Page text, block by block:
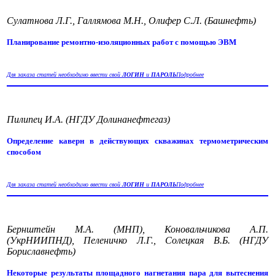
Сулатнова Л.Г., Галлямова М.Н., Олифер С.Л. (Башнефть)
Планирование ремонтно-изоляционных работ с помощью ЭВМ
Для заказа статей необходимо ввести свойЛОГИН и ПАРОЛЬПодробнее
Пилипец И.А. (НГДУ Долинанефтегаз)
Определение каверн в действующих скважинах термометрическим
способом
Для заказа статей необходимо ввести свойЛОГИН и ПАРОЛЬПодробнее
Бернштейн М.А. (МНП), Коновальчикова А.П.
(УкрНИИПНД), Пеленичко Л.Г., Солецкая В.Б. (НГДУ
Бориславнефть)
Некоторые результаты площадного нагнетания пара для вытеснения